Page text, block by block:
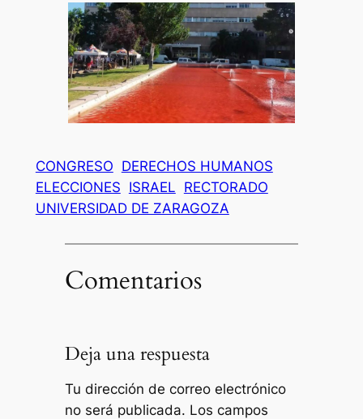
CONGRESO DERECHOS HUMANOS
ELECCIONES ISRAEL RECTORADO
UNIVERSIDAD DE ZARAGOZA
Comentarios
Deja una respuesta
Tu dirección de correo electrónico
no será publicada. Los campos